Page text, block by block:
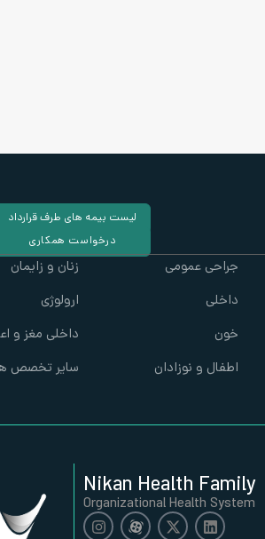
لیست بیمه های طرف قرارداد
درخواست همکاری
جراحی عمومی
داخلی
خون
اطفال و نوزادان
زنان و زایمان
ارولوژی
داخلی مغز و
سایر تخصص
Nikan Health Family
Organizational Health System